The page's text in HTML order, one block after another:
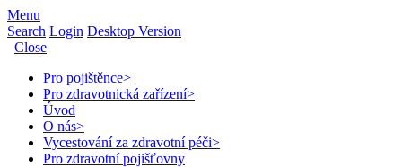
Menu
Search Login Desktop Version
Close
Pro pojištěnce>
Pro zdravotnická zařízení>
Úvod
O nás>
Vycestování za zdravotní péči>
Pro zdravotní pojišťovny